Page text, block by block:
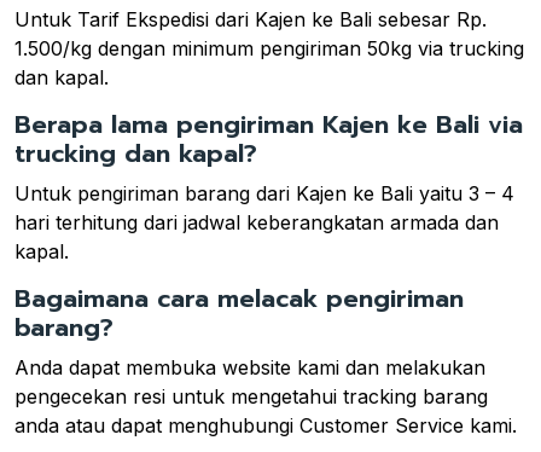
Untuk Tarif Ekspedisi dari Kajen ke Bali sebesar Rp.
1.500/kg dengan minimum pengiriman 50kg via trucking
dan kapal.
Berapa lama pengiriman Kajen ke Bali via
trucking dan kapal?
Untuk pengiriman barang dari Kajen ke Bali yaitu 3 – 4
hari terhitung dari jadwal keberangkatan armada dan
kapal.
Bagaimana cara melacak pengiriman
barang?
Anda dapat membuka website kami dan melakukan
pengecekan resi untuk mengetahui tracking barang
anda atau dapat menghubungi Customer Service kami.